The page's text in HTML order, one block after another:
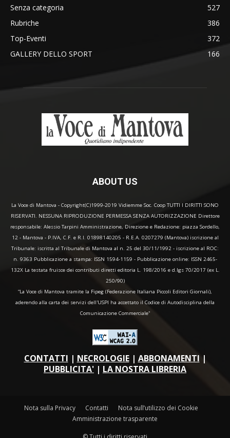
Senza categoria
527
Rubriche
386
Top-Eventi
372
GALLERY DELLO SPORT
166
ABOUT US
La Voce di Mantova - Copyright(C)1999-2019 Vidiemme Soc. Coop TUTTI I DIRITTI SONO
RISERVATI. NESSUNA RIPRODUZIONE PERMESSA SENZA AUTORIZZAZIONE Direttore
responsabile: Alessio Tarpini Amministrazione, Direzione e Redazione: piazza Sordello,
12 - Mantova - P.IVA, C.F. e R.I. 01898140205 - R.E.A. 0207279 (Mantova) iscrizione al
Tribunale: iscritta al Tribunale di Mantova al n. 25 del 30/11/1992 - iscrizione al ROC:
n. 9363 Pubblicazione a stampa: ISSN 1594-1159 - Pubblicazione online: ISSN 2465-
132X La testata fruisce dei contributi diretti editoria L. 198/2016 e d.lgs 70/2017 (ex L.
250/90)
“La Voce di Mantova tramite la Fipeg (Federazione Italiana Piccoli Editori Giornali),
aderendo alla carta dei servizi dell'USPI ha accettato il Codice di Autodisciplina della
Comunicazione Commerciale"
CONTATTI | NECROLOGIE| ABBONAMENTI |
PUBBLICITA' | LA NOSTRA LIBRERIA
Nota sulla Privacy Contatti
Nota sull’utilizzo dei Cookie
Amministrazione trasparente